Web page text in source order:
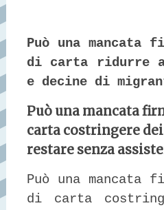
Può una mancata
di carta ridurre
e decine di
Può una mancata
carta costringere
restare senza
Può una mancata
di carta